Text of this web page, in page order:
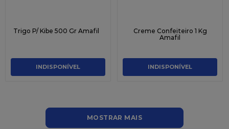
Trigo P/ Kibe 500 Gr Amafil
INDISPONÍVEL
Creme Confeiteiro 1 Kg
Amafil
INDISPONÍVEL
MOSTRAR MAIS